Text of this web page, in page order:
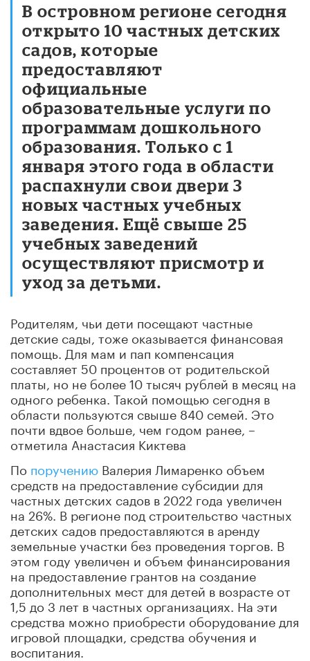
В островном регионе сегодня
открыто 10 частных детских
садов, которые
предоставляют
официальные
образовательные услуги по
программам дошкольного
образования. Только с 1
января этого года в области
распахнули свои двери 3
новых частных учебных
заведения. Ещё свыше 25
учебных заведений
осуществляют присмотр и
уход за детьми.
Родителям, чьи дети посещают частные
детские сады, тоже оказывается финансовая
помощь. Для мам и пап компенсация
составляет 50 процентов от родительской
платы, но не более 10 тысяч рублей в месяц на
одного ребенка. Такой помощью сегодня в
области пользуются свыше 840 семей. Это
почти вдвое больше, чем годом ранее, –
отметила Анастасия Киктева
По поручению Валерия Лимаренко объем
средств на предоставление субсидии для
частных детских садов в 2022 года увеличен
на 26%. В регионе под строительство частных
детских садов предоставляются в аренду
земельные участки без проведения торгов. В
этом году увеличен и объем финансирования
на предоставление грантов на создание
дополнительных мест для детей в возрасте от
1,5 до 3 лет в частных организациях. На эти
средства можно приобрести оборудование для
игровой площадки, средства обучения и
воспитания.